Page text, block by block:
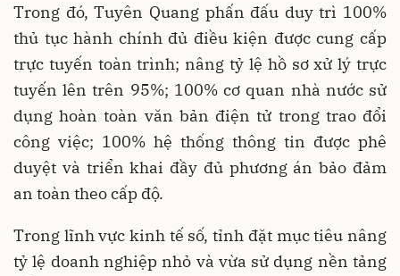
Trong đó, Tuyên Quang phấn đấu duy trì 100%
thủ tục hành chính đủ điều kiện được cung cấp
trực tuyến toàn trình; nâng tỷ lệ hồ sơ xử lý trực
tuyến lên trên 95%; 100% cơ quan nhà nước sử
dụng hoàn toàn văn bản điện tử trong trao đổi
công việc; 100% hệ thống thông tin được phê
duyệt và triển khai đầy đủ phương án bảo đảm
an toàn theo cấp độ.
Trong lĩnh vực kinh tế số, tỉnh đặt mục tiêu nâng
tỷ lệ doanh nghiệp nhỏ và vừa sử dụng nền tảng